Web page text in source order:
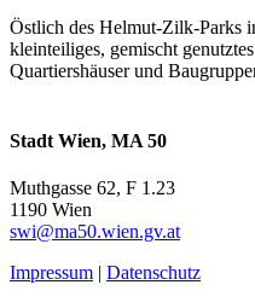
Östlich des Helmut-Zilk-Parks
kleinteiliges, gemischt
Quartiershäuser und
Stadt Wien, MA 50
Muthgasse 62, F 1.23
1190 Wien
swi@ma50.wien.gv.at
Impressum | Datenschutz